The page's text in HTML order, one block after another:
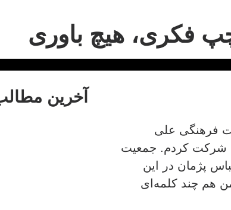
فکری، هیچ باوری
فرهنگی علی
که من هم در آن شرکت کردم. جمعیت
پژمان در این
هم چند کلمه‌ای
آخرین